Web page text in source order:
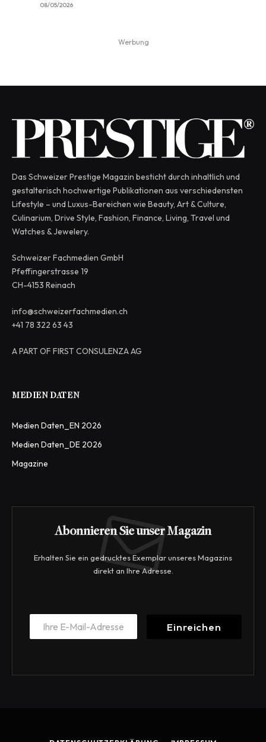
08/05/2026
Werbung
Das Schweizer Prestige Magazin besticht durch inhaltlich und
gestalterisch hochwertige Publikationen aus verschiedensten
Lifestyle – und Luxus-Bereichen wie Beauty, Art & Culture,
Culinarium, Drive Style, Fashion, Finance, Living, Travel und
Watches & Jewelery.
Schweizer Fachmedien GmbH
Pfeffingerstrasse 19
CH-4153 Reinach
info@schweizerfachmedien.ch
+41 78 322 63 43
A PART OF FIRST CONSULENZA AG
MEDIEN DATEN
Medien Daten_EN 2026
Medien Daten_DE 2026
Magazine
Abonnieren Sie unser Magazin
Erhalten Sie ein gedrucktes Exemplar unseres Magazins
direkt an Ihre Adresse.
m
E
a
*
Einreichen